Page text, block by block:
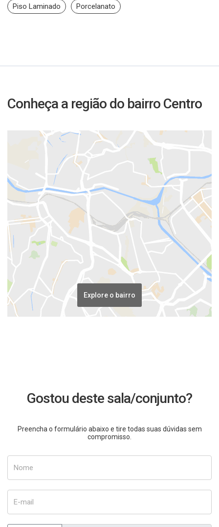
Piso Laminado Porcelanato
Conheça a região do bairro Centro
Explore o bairro
Gostou deste sala/conjunto?
Preencha o formulário abaixo e tire todas suas dúvidas sem
compromisso.